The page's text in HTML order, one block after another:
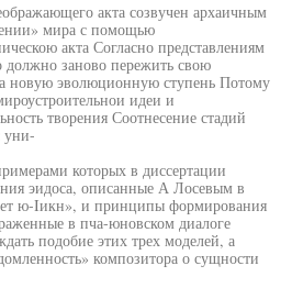
акта созвучен архаичным
мира с помощью
акта Согласно представлениям
должно заново пережить свою
новую эволюционную ступень Потому
идеи и
творения Соотнесение стадий
уни-
которых в диссертации
эидоса, описанные А Лосевым в
ю-Iикн», и принципы формирования
в пча-юновском диалоге
подобие этих трех моделей, а
композитора о сущности